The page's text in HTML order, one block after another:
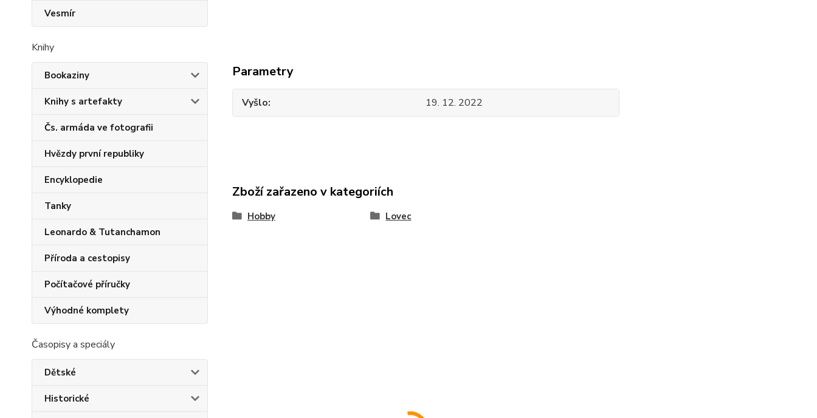
Vesmír
Knihy
Bookaziny
Knihy s artefakty
Čs. armáda ve fotografii
Hvězdy první republiky
Encyklopedie
Tanky
Leonardo & Tutanchamon
Příroda a cestopisy
Počítačové příručky
Výhodné komplety
Časopisy a speciály
Dětské
Historické
Parametry
Vyšlo 19. 12. 2022
Zboží zařazeno v kategoriích
Hobby Lovec